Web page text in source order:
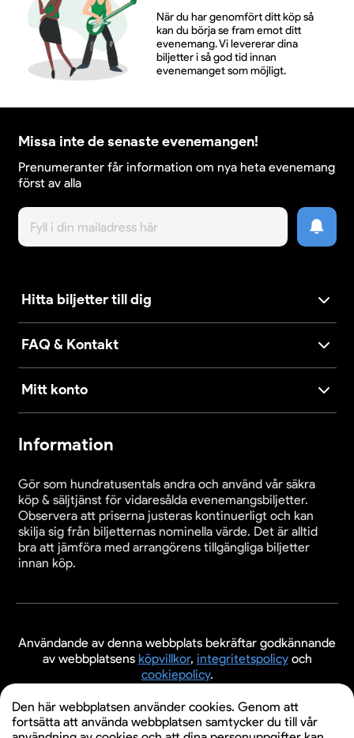
När du har genomfört ditt köp så
kan du börja se fram emot ditt
evenemang. Vi levererar dina
biljetter i så god tid innan
evenemanget som möjligt.
Missa inte de senaste evenemangen!
Prenumeranter får information om nya heta evenemang
först av alla
Hitta biljetter till dig
FAQ & Kontakt
Mitt konto
Information
Gör som hundratusentals andra och använd vår säkra
köp & säljtjänst för vidaresålda evenemangsbiljetter.
Observera att priserna justeras kontinuerligt och kan
skilja sig från biljetternas nominella värde. Det är alltid
bra att jämföra med arrangörens tillgängliga biljetter
innan köp.
Användande av denna webbplats bekräftar godkännande
av webbplatsens köpvillkor, integritetspolicyoch
cookiepolicy.
© 2026 Evenemangsbiljetter.se
Den här webbplatsen använder cookies. Genom att
fortsätta att använda webbplatsen samtycker du till vår